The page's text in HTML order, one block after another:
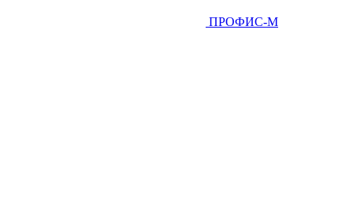
ПРОФИС-М